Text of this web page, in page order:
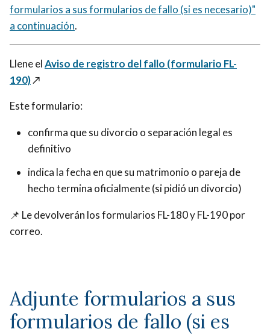
formularios a sus formularios de fallo (si es necesario)"
a continuación.
Llene elAviso de registro del fallo (formulario FL-
190)↗️
Este formulario:
confirma que su divorcio o separación legal es
definitivo
indica la fecha en que su matrimonio o pareja de
hecho termina oficialmente (si pidió un divorcio)
📌 Le devolverán los formularios FL-180 y FL-190 por
correo.
Adjunte formularios a sus
formularios de fallo (si es